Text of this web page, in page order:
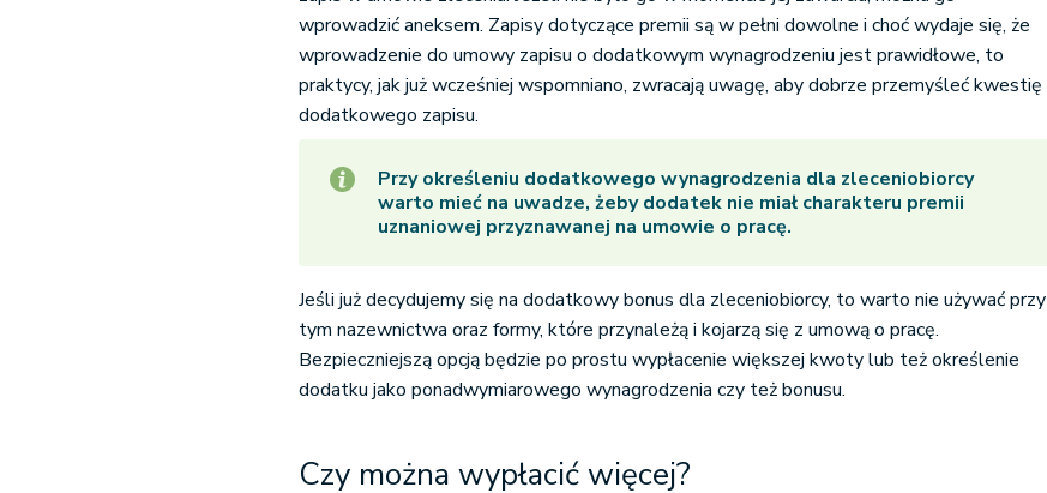
wprowadzić aneksem. Zapisy dotyczące premii są w pełni dowolne i choć wydaje się, że
wprowadzenie do umowy zapisu o dodatkowym wynagrodzeniu jest prawidłowe, to
praktycy, jak już wcześniej wspomniano, zwracają uwagę, aby dobrze przemyśleć kwestię
dodatkowego zapisu.
Przy określeniu dodatkowego wynagrodzenia dla zleceniobiorcy
warto mieć na uwadze, żeby dodatek nie miał charakteru premii
uznaniowej przyznawanej na umowie o pracę.
Jeśli już decydujemy się na dodatkowy bonus dla zleceniobiorcy, to warto nie używać przy
tym nazewnictwa oraz formy, które przynależą i kojarzą się z umową o pracę.
Bezpieczniejszą opcją będzie po prostu wypłacenie większej kwoty lub też określenie
dodatku jako ponadwymiarowego wynagrodzenia czy też bonusu.
Czy można wypłacić więcej?